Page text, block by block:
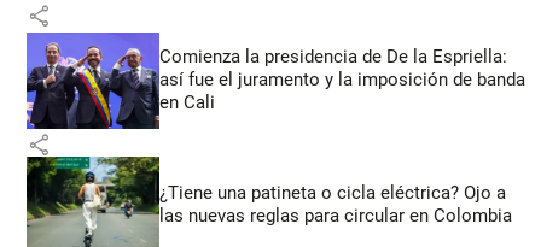
share
Comienza la presidencia de De la Espriella:
así fue el juramento y la imposición de banda
en Cali
share
¿Tiene una patineta o cicla eléctrica? Ojo a
las nuevas reglas para circular en Colombia